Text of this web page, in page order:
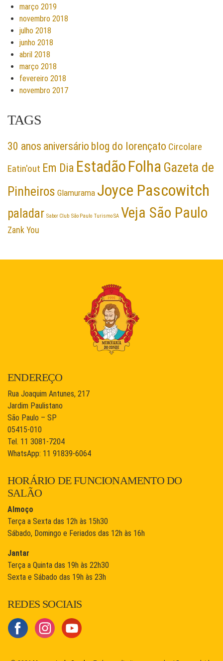
março 2019
novembro 2018
julho 2018
junho 2018
abril 2018
março 2018
fevereiro 2018
novembro 2017
TAGS
30 anos aniversário blog do lorençato Circolare
Eatin'out Em Dia EstadãoFolha Gazeta de
Pinheiros Glamurama Joyce Pascowitch
paladar Sabor Club São Paulo Turismo SA Veja São Paulo
Zank You
ENDEREÇO
Rua Joaquim Antunes, 217
Jardim Paulistano
São Paulo – SP
05415-010
Tel. 11 3081-7204
WhatsApp: 11 91839-6064
HORÁRIO DE FUNCIONAMENTO DO
SALÃO
Almoço
Terça a Sexta das 12h às 15h30
Sábado, Domingo e Feriados das 12h às 16h
Jantar
Terça a Quinta das 19h às 22h30
Sexta e Sábado das 19h às 23h
REDES SOCIAIS